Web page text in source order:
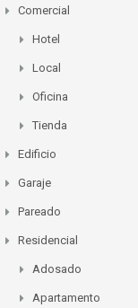
Comercial
Hotel
Local
Oficina
Tienda
Edificio
Garaje
Pareado
Residencial
Adosado
Apartamento